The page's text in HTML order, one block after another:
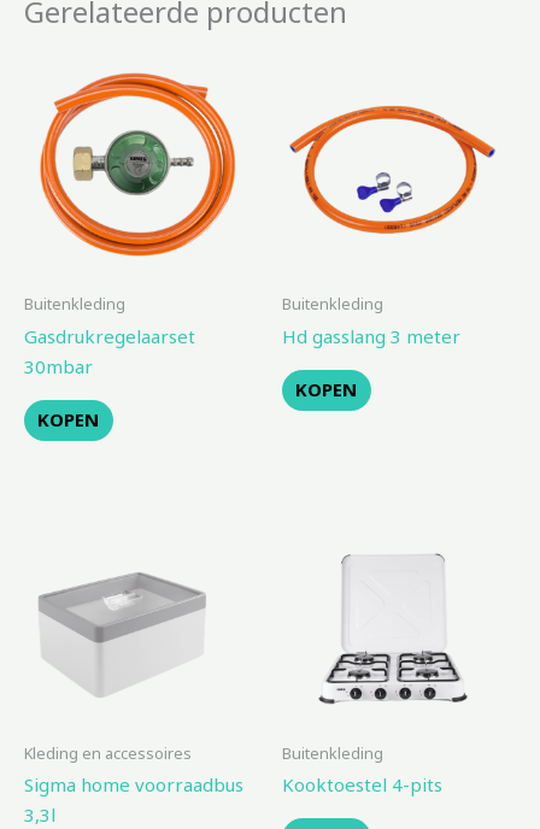
Gerelateerde producten
Buitenkleding
Gasdrukregelaarset
30mbar
KOPEN
Buitenkleding
Hd gasslang 3 meter
KOPEN
Kleding en accessoires
Sigma home voorraadbus
3,3l
Buitenkleding
Kooktoestel 4-pits